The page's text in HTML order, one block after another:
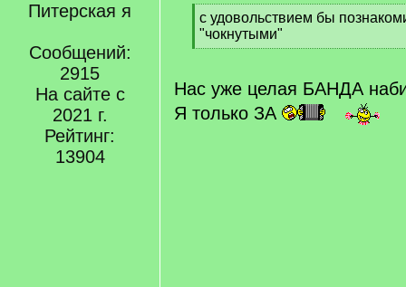
Питерская я
Сообщений:
2915
На сайте с
2021 г.
Рейтинг:
13904
[
q
]
с удовольствием бы
"чокнутыми"
[
q
]
Нас уже целая БАНДА
Я только ЗА